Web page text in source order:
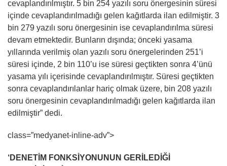
cevaplandırılmıştır. 5 bin 254 yazılı soru önergesinin süresi
içinde cevaplandırılmadığı gelen kağıtlarda ilan edilmiştir. 3
bin 279 yazılı soru önergesinin ise cevaplandırılma süresi
devam etmektedir. Bunların dışında; önceki yasama
yıllarında verilmiş olan yazılı soru önergelerinden 251’i
süresi içinde, 2 bin 110’u ise süresi geçtikten sonra 4’ünü
yasama yılı içerisinde cevaplandırılmıştır. Süresi geçtikten
sonra cevaplandırılanlar hariç olmak üzere, bin 208 yazılı
soru önergesinin cevaplandırılmadığı gelen kağıtlarda ilan
edilmiştir” dedi.
class=”medyanet-inline-adv”>
‘DENETİM FONKSİYONUNUN GERİLEDİĞİ